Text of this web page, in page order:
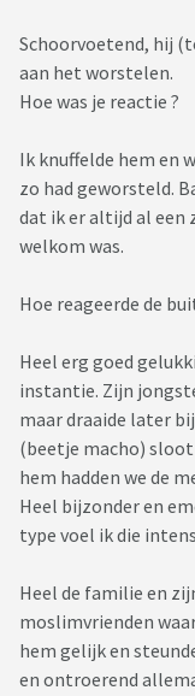
Schoorvoetend, hij
aan het worstelen.
Hoe was je reactie ?
Ik knuffelde hem en
zo had geworsteld.
dat ik er altijd al een
welkom was.
Hoe reageerde de
Heel erg goed
instantie. Zijn
maar draaide later
(beetje macho)
hem hadden we de
Heel bijzonder en
type voel ik die
Heel de familie en
moslimvrienden
hem gelijk en
en ontroerend